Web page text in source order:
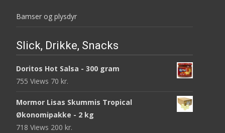
Bamser og plysdyr
Slick, Drikke, Snacks
Doritos Hot Salsa - 300 gram
755 Views 70 kr.
Mormor Lisas Skummis Tropical
Økonomipakke - 2 kg
718 Views 200 kr.